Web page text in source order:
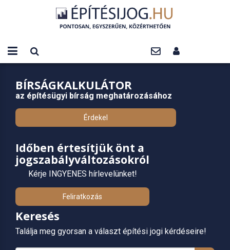
BÍRSÁGKALKULÁTOR
az építésügyi bírság meghatározásához
Érdekel
Időben értesítjük önt a
jogszabályváltozásokról
Kérje INGYENES hírlevelünket!
Feliratkozás
Keresés
Találja meg gyorsan a választ építési jogi kérdéseire!